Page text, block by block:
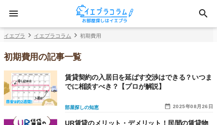
イエプラ イエプラコラム 初期費用
初期費用の記事一覧
2025年08月26日
部屋探しの知恵
賃貸契約の入居日を延ばす交渉はできる？いつま
でに相談すべき？【プロが解説】
UR賃貸のメリット・デメリット！民間の賃貸物